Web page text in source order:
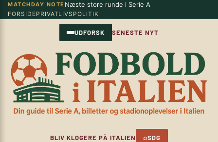
Spring
til
MATCHDAY NOTE Næste store runde i Serie A
FORSIDEPRIVATLIVSPOLITIK
UDFORSK SENESTE NYT
BLIV KLOGERE PÅ ITALIEN ⌕SØG